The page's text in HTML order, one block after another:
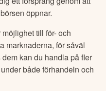
öppnar.
till för- och
marknaderna, för såväl
kan du handla på fler
både förhandeln och